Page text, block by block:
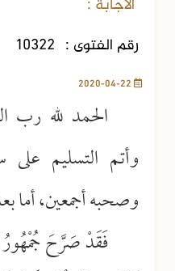
رقم الفتوى : 10322
الحمد لله رب
وأتم التسليم على
وصحبه أجمعين، أما
فَقَدْ صَرَّحَ جُمْهُورُ